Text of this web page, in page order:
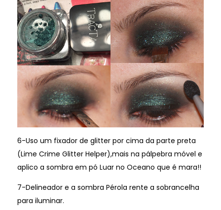
6-Uso um fixador de glitter por cima da parte preta
(Lime Crime Glitter Helper),mais na pálpebra móvel e
aplico a sombra em pó Luar no Oceano que é mara!!
7-Delineador e a sombra Pérola rente a sobrancelha
para iluminar.